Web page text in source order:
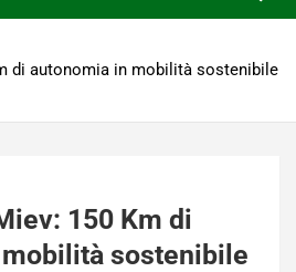
di autonomia in mobilità sostenibile
150 Km di
sostenibile